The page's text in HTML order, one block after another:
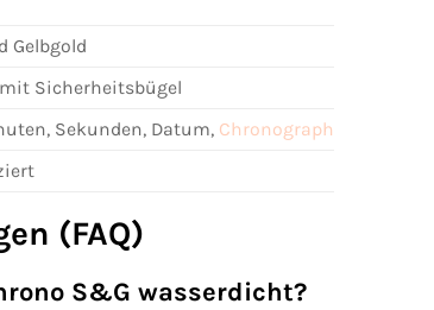
Gelbgold
Sicherheitsbügel
Sekunden, Datum, Chronograph
(FAQ)
S&G wasserdicht?